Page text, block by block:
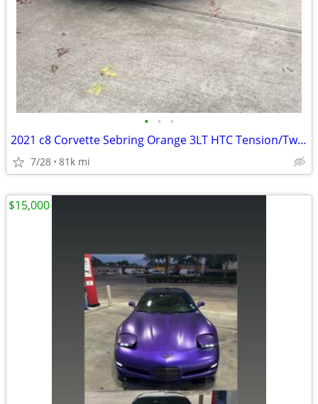
• • •
2021 c8 Corvette Sebring Orange 3LT HTC Tension/Twilight Interior
7/28 81k mi
$15,000